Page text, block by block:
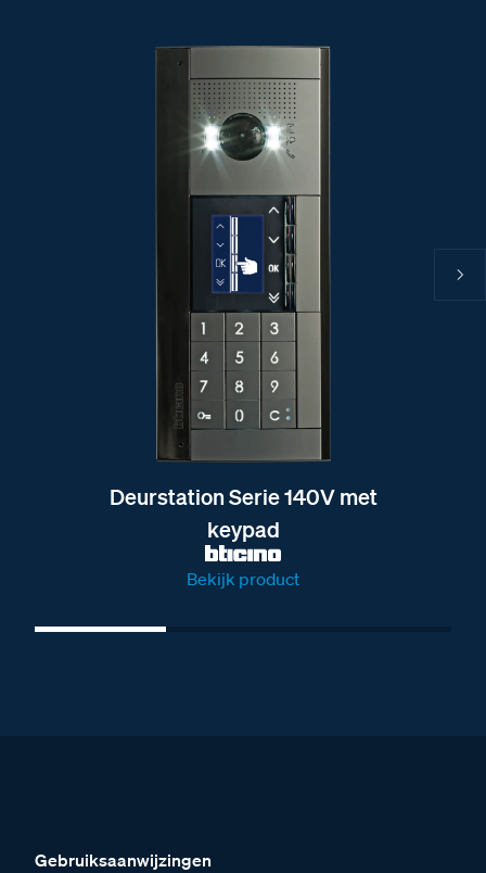
Deurstation Serie 140V met
keypad
Bekijk product
Gebruiksaanwijzingen